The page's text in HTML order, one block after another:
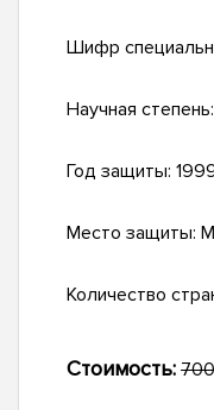
Шифр
Научная степень:
Год защиты:
Место защиты:
Количество
Стоимость: